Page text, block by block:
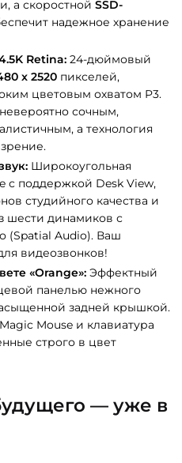
а скоростной SSD-
надежное хранение
Retina: 24-дюймовый
x 2520 пикселей,
цветовым охватом P3.
сочным,
а технология
Широкоугольная
с поддержкой Desk View,
студийного качества и
шести динамиков с
(Spatial Audio). Ваш
видеозвонков!
«Orange»: Эффектный
панелью нежного
задней крышкой.
Mouse и клавиатура
строго в цвет
— уже в